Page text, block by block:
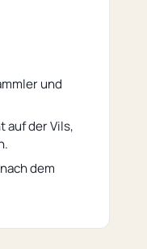
und
auf der Vils,
dem